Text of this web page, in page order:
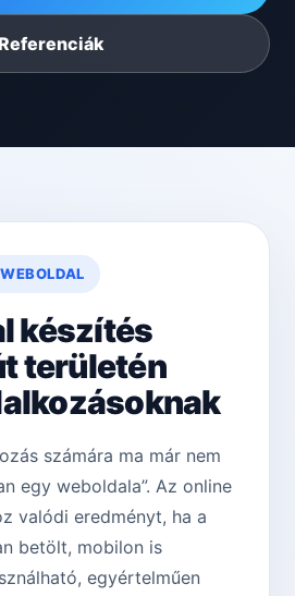
készítés
területén
számára ma már nem
egy weboldala”. Az online
valódi eredményt, ha a
betölt, mobilon is
egyértelműen